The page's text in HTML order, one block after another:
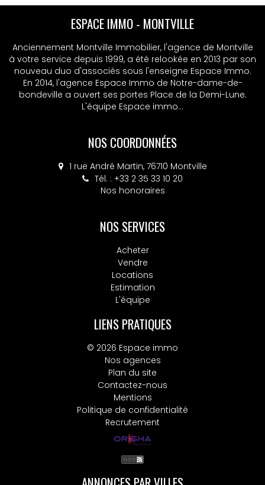
ESPACE IMMO - MONTVILLE
Anciennement Montville Immobilier, l'agence de Montville
à votre service depuis 1999, a été relookée en 2013 par son
nouveau duo d'associés sous l'enseigne Espace Immo.
En 2014, l'agence Espace Immo de Notre-dame-de-
bondeville a ouvert ses portes Place de la Demi-Lune.
L'équipe Espace immo...
NOS COORDONNÉES
1 rue André Martin, 76710 Montville
Tél. : +33 2 35 33 10 20
Nos honoraires
NOS SERVICES
Acheter
Vendre
Locations
Estimation
L'équipe
LIENS PRATIQUES
© 2026 Espace immo
Nos agences
Plan du site
Contactez-nous
Mentions
Politique de confidentialité
Recrutement